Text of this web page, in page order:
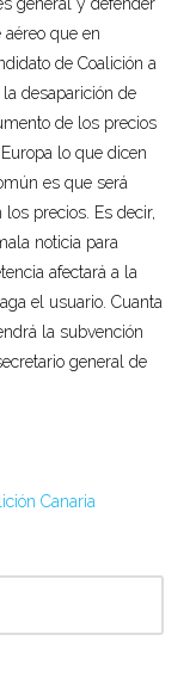
general y defender
que en
de Coalición a
desaparición de
de los precios
lo que dicen
es que será
precios. Es decir,
noticia para
afectará a la
el usuario. Cuanta
la subvención
general de
Canaria